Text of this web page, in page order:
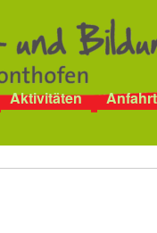
Aktivitäten
Anfahrt